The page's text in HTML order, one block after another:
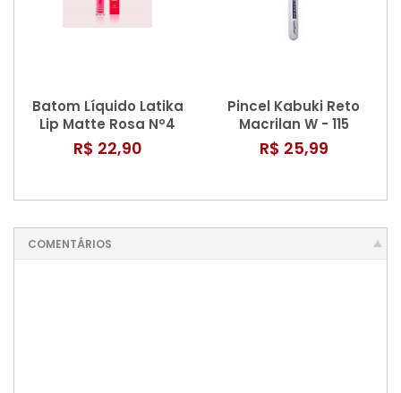
Batom Líquido Latika
Lip Matte Rosa Nº4
R$ 22,90
Pincel Kabuki Reto
Macrilan W - 115
R$ 25,99
COMENTÁRIOS